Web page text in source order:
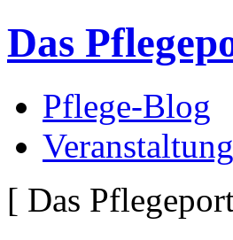
Das
Pflege-Blog
[ Das